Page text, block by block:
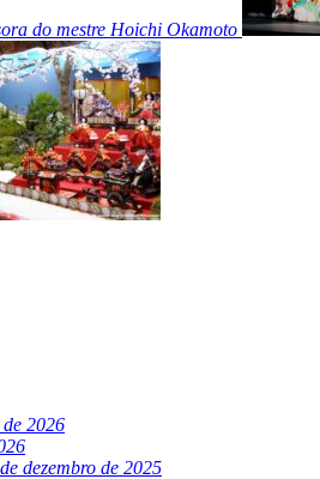
do mestre Hoichi Okamoto
2026
dezembro de 2025